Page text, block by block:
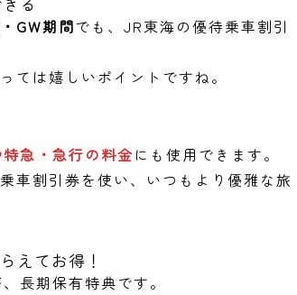
GW期間でも、JR東海の優待乗車割引
ては嬉しいポイントですね。
急・急行の料金にも使用できます。
車割引券を使い、いつもより優雅な旅
えてお得！
長期保有特典です。